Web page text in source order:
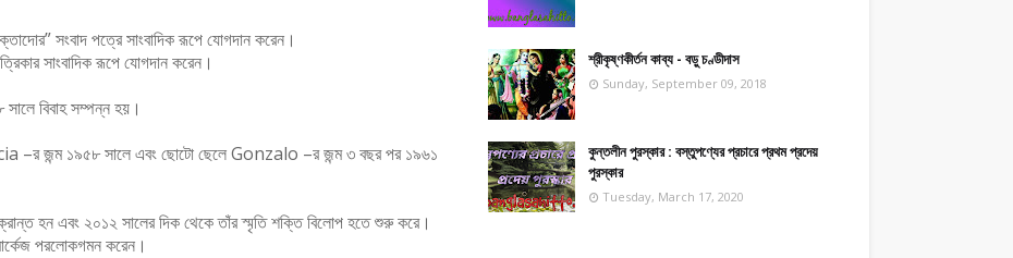
সংবাদ পত্রে সাংবাদিক রূপে যোগদান করেন।
সাংবাদিক রূপে যোগদান করেন।
বিবাহ সম্পন্ন হয়।
জন্ম ১৯৫৮ সালে এবং ছোটো ছেলে Gonzalo –র জন্ম ৩ বছর পর ১৯৬১
হন এবং ২০১২ সালের দিক থেকে তাঁর স্মৃতি শক্তি বিলোপ হতে শুরু করে।
পরলোকগমন করেন।
শ্রীকৃষ্ণকীর্তন কাব্য - বড়ু চণ্ডীদাস
Sunday, September 09, 2018
কুন্তলীন পুরস্কার : বস্তুপণ্যের প্রচারে প্রথম প্রদেয়
পুরস্কার
Tuesday, March 17, 2020